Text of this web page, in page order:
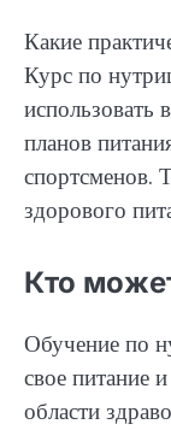
Какие
Курс по
использовать
планов
спортсменов.
здорового
Кто
Обучение по
свое питание
области